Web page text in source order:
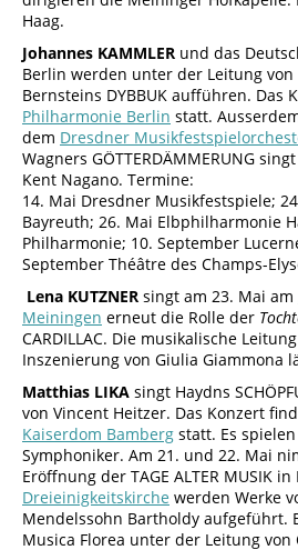
Haag.
Johannes KAMMLER und das
Berlin werden unter der Leitung von
Bernsteins DYBBUK aufführen. Das
Philharmonie Berlin statt.
dem Dresdner
Wagners GÖTTERDÄMMERUNG
Kent Nagano. Termine:
14. Mai Dresdner Musikfestspiele;
Bayreuth; 26. Mai Elbphilharmonie
Philharmonie; 10. September
September Théâtre des Champs-
Lena KUTZNER singt am 23. Mai am
Meiningen erneut die Rolle der
CARDILLAC. Die musikalische
Inszenierung von Giulia Giammona
Matthias LIKA singt Haydns
von Vincent Heitzer. Das Konzert
Kaiserdom Bamberg statt. Es
Symphoniker. Am 21. und 22. Mai
Eröffnung der TAGE ALTER MUSIK
Dreieinigkeitskirche werden Werke
Mendelssohn Bartholdy aufgeführt.
Musica Florea unter der Leitung von